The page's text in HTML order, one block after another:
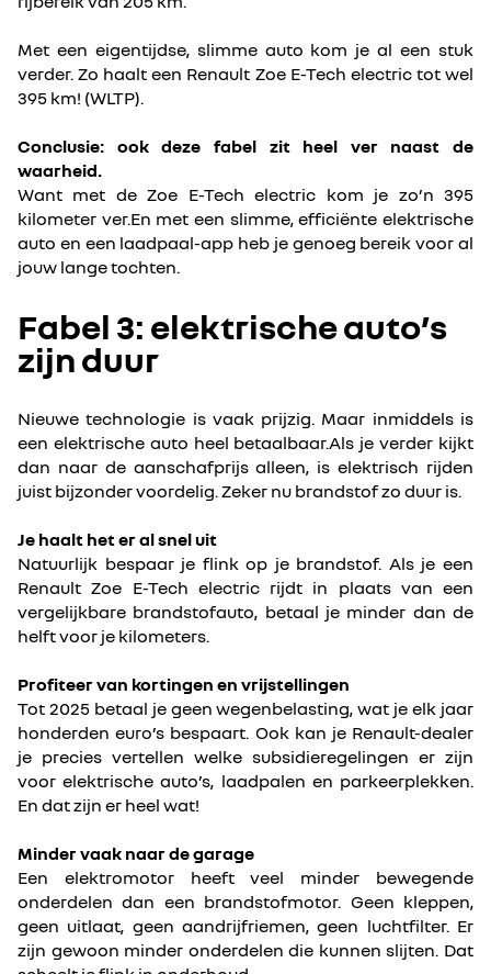
Met een eigentijdse, slimme auto kom je al een stuk
verder. Zo haalt een Renault Zoe E-Tech electric tot wel
395 km! (WLTP).
Conclusie: ook deze fabel zit heel ver naast de
waarheid.
Want met de Zoe E-Tech electric kom je zo’n 395
kilometer ver.En met een slimme, efficiënte elektrische
auto en een laadpaal-app heb je genoeg bereik voor al
jouw lange tochten.
Fabel 3: elektrische auto’s
zijn duur
Nieuwe technologie is vaak prijzig. Maar inmiddels is
een elektrische auto heel betaalbaar.Als je verder kijkt
dan naar de aanschafprijs alleen, is elektrisch rijden
juist bijzonder voordelig. Zeker nu brandstof zo duur is.
Je haalt het er al snel uit
Natuurlijk bespaar je flink op je brandstof. Als je een
Renault Zoe E-Tech electric rijdt in plaats van een
vergelijkbare brandstofauto, betaal je minder dan de
helft voor je kilometers.
Profiteer van kortingen en vrijstellingen
Tot 2025 betaal je geen wegenbelasting, wat je elk jaar
honderden euro’s bespaart. Ook kan je Renault-dealer
je precies vertellen welke subsidieregelingen er zijn
voor elektrische auto’s, laadpalen en parkeerplekken.
En dat zijn er heel wat!
Minder vaak naar de garage
Een elektromotor heeft veel minder bewegende
onderdelen dan een brandstofmotor. Geen kleppen,
geen uitlaat, geen aandrijfriemen, geen luchtfilter. Er
zijn gewoon minder onderdelen die kunnen slijten. Dat